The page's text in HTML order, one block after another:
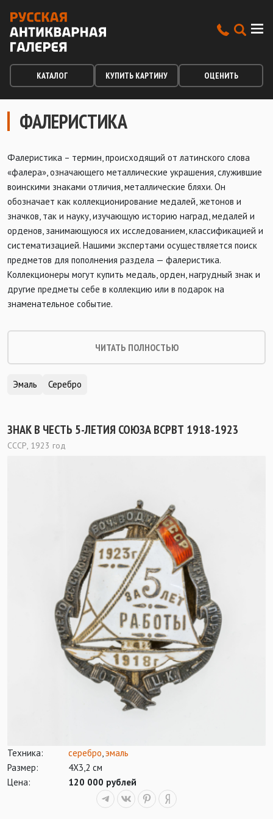
КАТАЛОГ КУПИТЬ КАРТИНУ ОЦЕНИТЬ
ФАЛЕРИСТИКА
Фалеристика – термин, происходящий от латинского слова
«фалера», означающего металлические украшения, служившие
воинскими знаками отличия, металлические бляхи. Он
обозначает как коллекционирование медалей, жетонов и
значков, так и науку, изучающую историю наград, медалей и
орденов, занимающуюся их исследованием, классификацией и
систематизацией. Нашими экспертами осуществляется поиск
предметов для пополнения раздела — фалеристика.
Коллекционеры могут купить медаль, орден, нагрудный знак и
другие предметы себе в коллекцию или в подарок на
знаменательное событие.
ЧИТАТЬ ПОЛНОСТЬЮ
Эмаль Серебро
ЗНАК В ЧЕСТЬ 5-ЛЕТИЯ СОЮЗА ВСРВТ 1918-1923
СССР, 1923 год
Техника: серебро,эмаль
Размер:
4Х3,2 см
Цена:
120 000 рублей